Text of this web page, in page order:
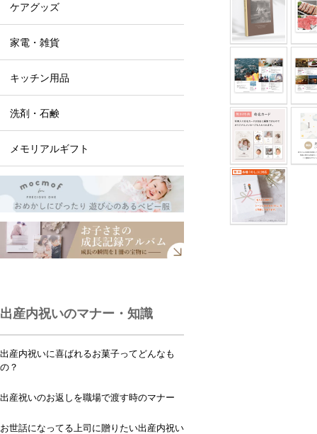
ケアグッズ
家電・雑貨
キッチン用品
洗剤・石鹸
メモリアルギフト
出産内祝いのマナー・知識
出産内祝いに喜ばれるお菓子ってどんなも
の？
出産祝いのお返しを職場で渡す時のマナー
お世話になってる上司に贈りたい出産内祝い